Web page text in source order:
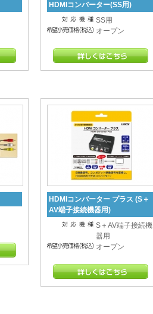
HDMIコンバーター(SS用)
SS用
オープン
HDMIコンバーター プラス (S＋
AV端子接続機器用)
S＋AV端子接続機
器用
オープン